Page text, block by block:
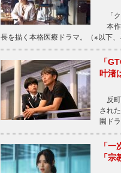
「ク
本作
長を描く本格医療ドラマ。（※以下
「
叶渚
反町
され
園ド
「
「